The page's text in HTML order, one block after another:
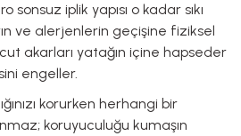
sonsuz iplik yapısı o kadar sıkı
ve alerjenlerin geçişine fiziksel
akarları yatağın içine hapseder
engeller.
korurken herhangi bir
koruyuculuğu kumaşın